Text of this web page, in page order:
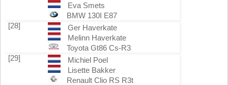
Eva Smets
BMW 130I E87
[28]
Ger Haverkate
Melinn Haverkate
Toyota Gt86 Cs-R3
[29]
Michiel Poel
Lisette Bakker
Renault Clio RS R3t